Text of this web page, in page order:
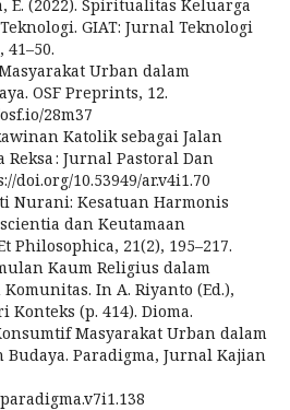
E. (2022). Spiritualitas Keluarga
GIAT: Jurnal Teknologi
Urban dalam
OSF Preprints, 12.
28m37
Katolik sebagai Jalan
: Jurnal Pastoral Dan
doi.org/10.53949/ar.v4i1.70
Nurani: Kesatuan Harmonis
dan Keutamaan
Philosophica, 21(2), 195–217.
Kaum Religius dalam
In A. Riyanto (Ed.),
(p. 414). Dioma.
Masyarakat Urban dalam
Paradigma, Jurnal Kajian